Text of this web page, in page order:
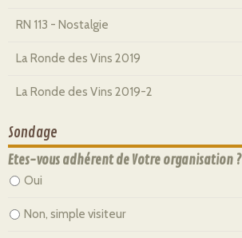
RN 113 - Nostalgie
La Ronde des Vins 2019
La Ronde des Vins 2019-2
Sondage
Etes-vous adhérent de Votre organisation ?
Oui
Non, simple visiteur